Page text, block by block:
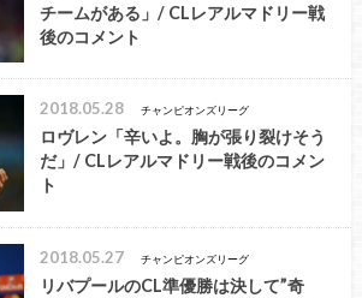
チームがある」/ CLレアルマドリー戦
後のコメント
2018.05.28 チャンピオンズリーグ
ロヴレン「辛いよ。胸が張り裂けそう
だ」/ CLレアルマドリー戦後のコメン
ト
2018.05.27 チャンピオンズリーグ
リバプールのCL準優勝は決して”奇